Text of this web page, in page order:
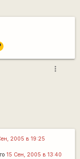
more_vert
2005 в 19:25
15 Сен, 2005 в 13:40